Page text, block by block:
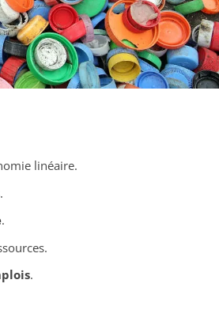
linéaire.
.
.